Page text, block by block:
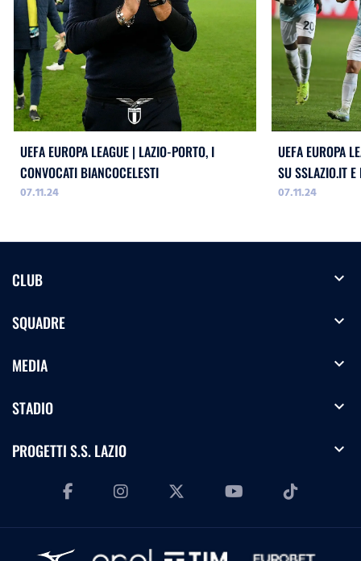
UEFA EUROPA LEAGUE | LAZIO-PORTO, I
CONVOCATI BIANCOCELESTI
07.11.24
UEFA EUROPA
SU SSLAZIO.IT
07.11.24
CLUB expand_more
SQUADRE expand_more
MEDIA expand_more
STADIO expand_more
PROGETTI S.S. LAZIO expand_more